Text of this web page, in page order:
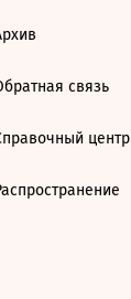
связь
центр